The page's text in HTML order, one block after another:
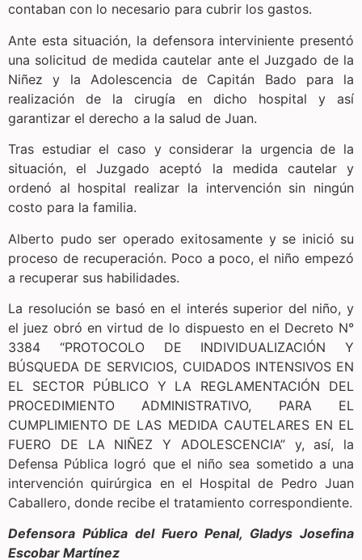
contaban con lo necesario para cubrir los gastos.
Ante esta situación, la defensora interviniente presentó
una solicitud de medida cautelar ante el Juzgado de la
Niñez y la Adolescencia de Capitán Bado para la
realización de la cirugía en dicho hospital y así
garantizar el derecho a la salud de Juan.
Tras estudiar el caso y considerar la urgencia de la
situación, el Juzgado aceptó la medida cautelar y
ordenó al hospital realizar la intervención sin ningún
costo para la familia.
Alberto pudo ser operado exitosamente y se inició su
proceso de recuperación. Poco a poco, el niño empezó
a recuperar sus habilidades.
La resolución se basó en el interés superior del niño, y
el juez obró en virtud de lo dispuesto en el Decreto N°
3384 “PROTOCOLO DE INDIVIDUALIZACIÓN Y
BÚSQUEDA DE SERVICIOS, CUIDADOS INTENSIVOS EN
EL SECTOR PÚBLICO Y LA REGLAMENTACIÓN DEL
PROCEDIMIENTO ADMINISTRATIVO, PARA EL
CUMPLIMIENTO DE LAS MEDIDA CAUTELARES EN EL
FUERO DE LA NIÑEZ Y ADOLESCENCIA” y, así, la
Defensa Pública logró que el niño sea sometido a una
intervención quirúrgica en el Hospital de Pedro Juan
Caballero, donde recibe el tratamiento correspondiente.
Defensora Pública del Fuero Penal, Gladys Josefina
Escobar Martínez